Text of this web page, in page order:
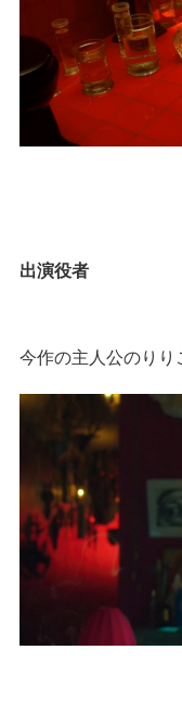
出演役者
今作の主人公のりり